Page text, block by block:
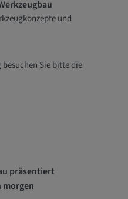
und
Sie bitte die
präsentiert